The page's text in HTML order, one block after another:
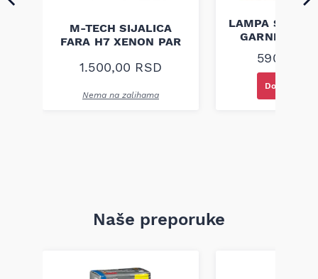
M-TECH SIJALICA
FARA H7 XENON PAR
1.500,00 RSD
Nema na zalihama
LAMPA
GARNITURA
590,00
Dodaj u
Naše preporuke